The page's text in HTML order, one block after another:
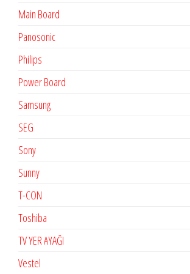
Main Board
Panosonic
Philips
Power Board
Samsung
SEG
Sony
Sunny
T-CON
Toshiba
TV YER AYAĞI
Vestel